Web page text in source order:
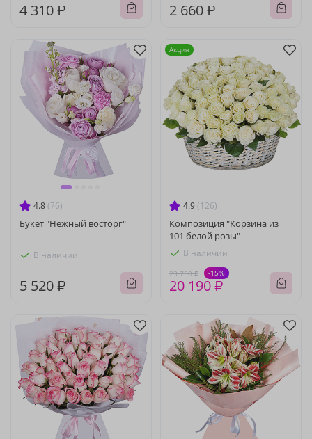
4 310 ₽ 2 660 ₽
4.8 (76)
Букет "Нежный восторг"
В наличии
5 520 ₽
4.9 (126)
Композиция "Корзина из
101 белой розы"
В наличии
23 750 ₽ -15%
20 190 ₽
Акция